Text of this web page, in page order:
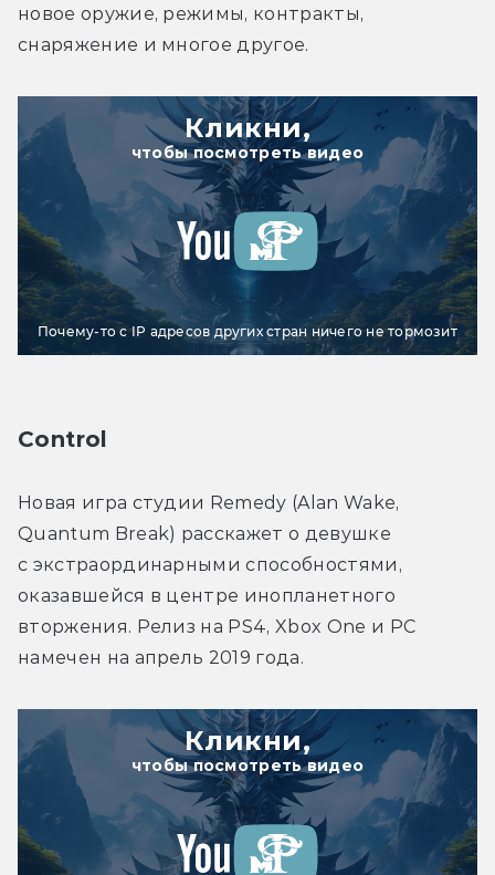
новое оружие, режимы, контракты,
снаряжение и многое другое.
Кликни,
чтобы посмотреть видео
Почему-то с IP адресов других стран ничего не тормозит
Control
Новая игра студии Remedy (Alan Wake,
Quantum Break) расскажет о девушке
с экстраординарными способностями,
оказавшейся в центре инопланетного
вторжения. Релиз на PS4, Xbox One и РС
намечен на апрель 2019 года.
Кликни,
чтобы посмотреть видео